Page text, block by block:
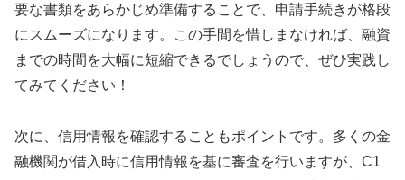
要な書類をあらかじめ準備することで、申請手続きが格段
にスムーズになります。この手間を惜しまなければ、融資
までの時間を大幅に短縮できるでしょうので、ぜひ実践し
てみてください！
次に、信用情報を確認することもポイントです。多くの金
融機関が借入時に信用情報を基に審査を行いますが、C1